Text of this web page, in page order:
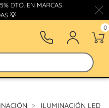
DTO. EN MARCAS
💡
0
ILUMINACIÓN LED